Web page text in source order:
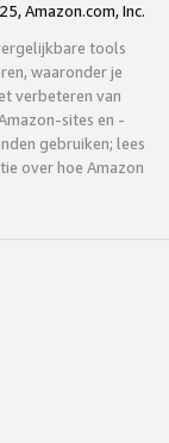
Amazon.com, Inc.
tools
waaronder je
verbeteren van
sites en -
gebruiken; lees
over hoe Amazon